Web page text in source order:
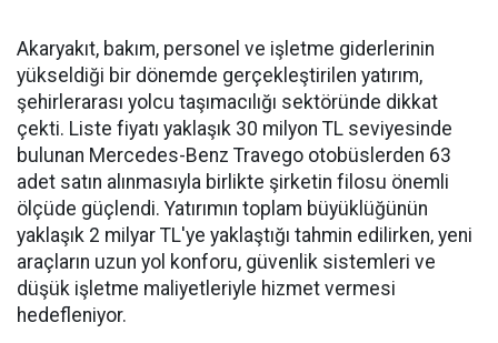
Akaryakıt, bakım, personel ve işletme giderlerinin
yükseldiği bir dönemde gerçekleştirilen yatırım,
şehirlerarası yolcu taşımacılığı sektöründe dikkat
çekti. Liste fiyatı yaklaşık 30 milyon TL seviyesinde
bulunan Mercedes-Benz Travego otobüslerden 63
adet satın alınmasıyla birlikte şirketin filosu önemli
ölçüde güçlendi. Yatırımın toplam büyüklüğünün
yaklaşık 2 milyar TL'ye yaklaştığı tahmin edilirken, yeni
araçların uzun yol konforu, güvenlik sistemleri ve
düşük işletme maliyetleriyle hizmet vermesi
hedefleniyor.